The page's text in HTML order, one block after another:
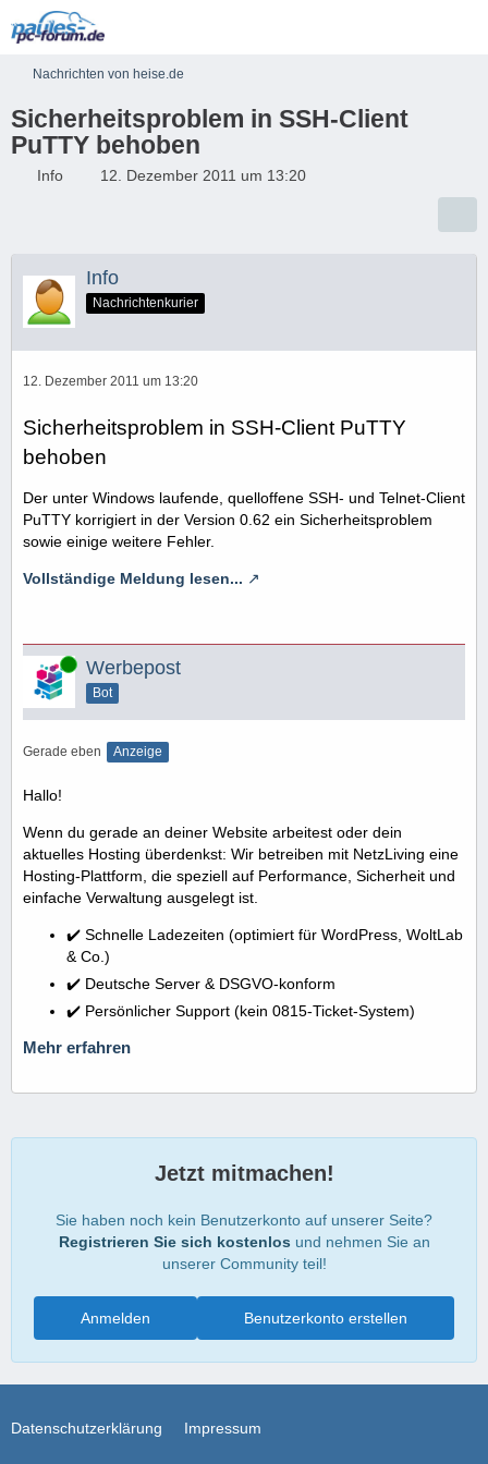
Nachrichten von heise.de
Sicherheitsproblem in SSH-Client
PuTTY behoben
Info 12. Dezember 2011 um 13:20
Info
Nachrichtenkurier
12. Dezember 2011 um 13:20
Sicherheitsproblem in SSH-Client PuTTY
behoben
Der unter Windows laufende, quelloffene SSH- und Telnet-Client
PuTTY korrigiert in der Version 0.62 ein Sicherheitsproblem
sowie einige weitere Fehler.
Vollständige Meldung lesen...
Online Werbepost
Bot
Gerade eben Anzeige
Hallo!
Wenn du gerade an deiner Website arbeitest oder dein
aktuelles Hosting überdenkst: Wir betreiben mit NetzLiving eine
Hosting-Plattform, die speziell auf Performance, Sicherheit und
einfache Verwaltung ausgelegt ist.
✔️ Schnelle Ladezeiten (optimiert für WordPress, WoltLab
& Co.)
✔️ Deutsche Server & DSGVO-konform
✔️ Persönlicher Support (kein 0815-Ticket-System)
Mehr erfahren
Jetzt mitmachen!
Sie haben noch kein Benutzerkonto auf unserer Seite?
Registrieren Sie sich kostenlos und nehmen Sie an
unserer Community teil!
Benutzerkonto erstellen
Anmelden
Datenschutzerklärung Impressum